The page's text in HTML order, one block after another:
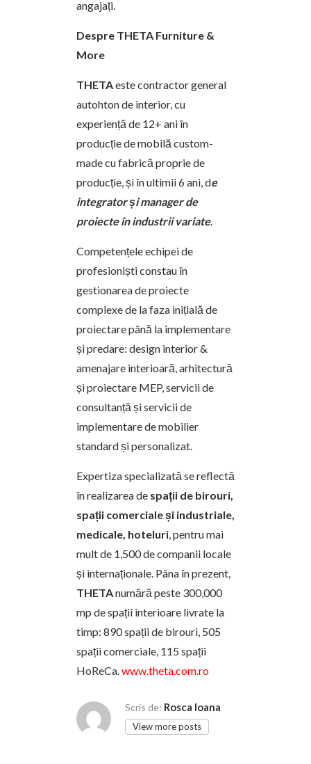
angajați.
Despre THETA Furniture &
More
THETAeste contractor general
autohton de interior, cu
experiență de 12+ ani în
producție de mobilă custom-
made cu fabrică proprie de
producție, și în ultimii 6 ani, de
integrator și manager de
proiecte în industrii variate.
Competențele echipei de
profesioniști constau în
gestionarea de proiecte
complexe de la faza inițială de
proiectare până la implementare
și predare: design interior &
amenajare interioară, arhitectură
și proiectare MEP, servicii de
consultanț­ă și servicii de
implementare de mobilier
standard și personalizat.
Expertiza specializată se reflectă
în realizarea de spații de birouri,
spa­ții comerciale și industriale,
medicale, hoteluri , pentru mai
mult de 1,500 de companii locale
și internaț­ionale. Pâna în prezent,
THETAnumără peste 300,000
mp de spaț­ii interioare livrate la
timp: 890 spa­ții de birouri, 505
spaț­ii comerciale, 115 spaț­ii
HoReCa. www.theta.com.ro
Scris de: Rosca Ioana
View more posts